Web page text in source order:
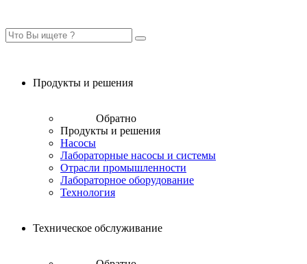
Продукты и решения
Обратно
Продукты и решения
Насосы
Лабораторные насосы и системы
Отрасли промышленности
Лабораторное оборудование
Технология
Техническое обслуживание